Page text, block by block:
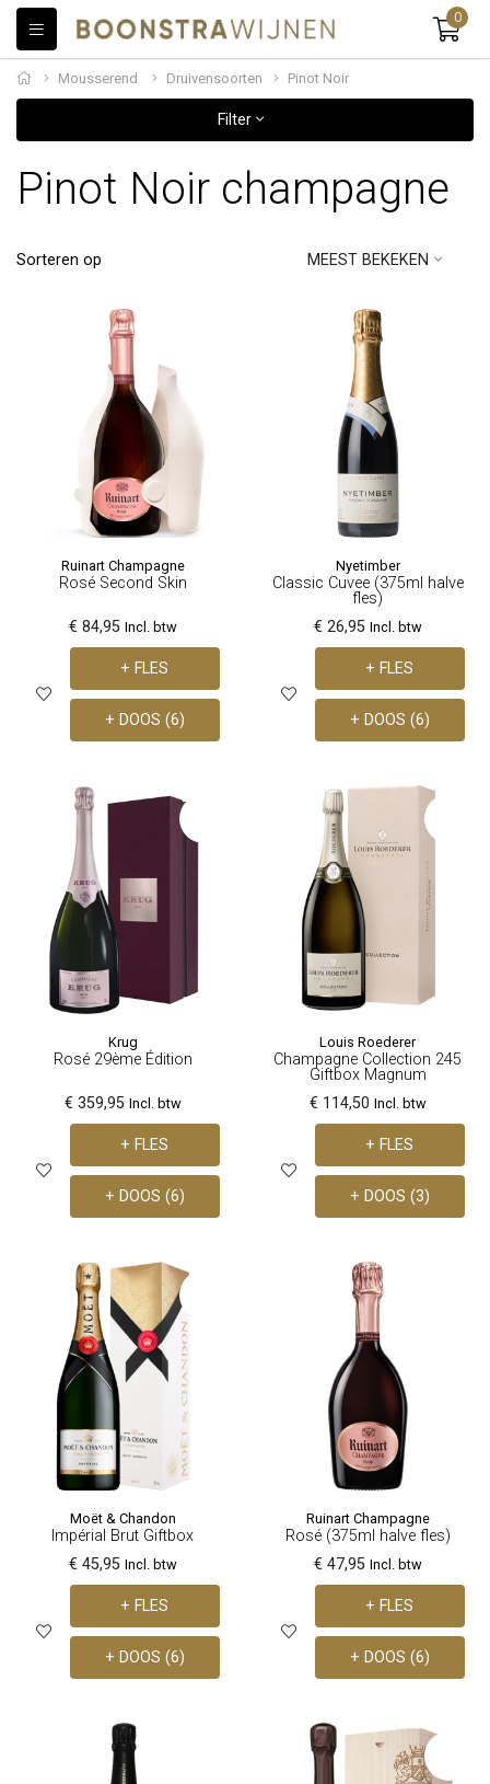
0
Mousserend Druivensoorten Pinot Noir
Filter
Pinot Noir champagne
Sorteren op MEEST BEKEKEN
Ruinart Champagne
Rosé Second Skin
€ 84,95 Incl. btw
+ FLES
+ DOOS (6)
Nyetimber
Classic Cuvee (375ml halve
fles)
€ 26,95 Incl. btw
+ FLES
+ DOOS (6)
Krug
Rosé 29ème Édition
€ 359,95 Incl. btw
+ FLES
+ DOOS (6)
Louis Roederer
Champagne Collection 245
Giftbox Magnum
€ 114,50 Incl. btw
+ FLES
+ DOOS (3)
Moët & Chandon
Impérial Brut Giftbox
€ 45,95 Incl. btw
+ FLES
+ DOOS (6)
Ruinart Champagne
Rosé (375ml halve fles)
€ 47,95 Incl. btw
+ FLES
+ DOOS (6)